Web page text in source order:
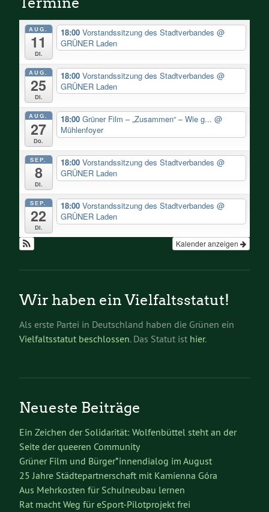
AUG.
11
Di.
18:00 Vorstandssitzung des Stadtverbandes @
GRÜNER Laden
AUG.
25
Di.
18:00 Vorstandssitzung des Stadtverbandes @
GRÜNER Laden
AUG.
27
Do.
18:00 Grüner Film – „Zusammen“ – Wie g... @
Mühlenfoyer
SEP.
8
Di.
18:00 Vorstandssitzung des Stadtverbandes @
GRÜNER Laden
SEP.
22
Di.
18:00 Vorstandssitzung des Stadtverbandes @
GRÜNER Laden
Kalender anzeigen
Wir haben ein Vielfaltsstatut!
Als erste Partei in Deutschland haben die Grünen ein
Vielfaltsstatut beschlossen. Das Statut ist hier.
Neueste Beiträge
Ein Zeichen der Solidarität: Wolfenbüttel steht an der
Seite der queeren Community
Grüner Film und Bürger*innendialog im August
25 Jahre Städtepartnerschaft mit Kamienna Góra
Aus Mehrkosten für Schulneubau lernen
Rat macht Weg für eSport-Pilotprojekt frei